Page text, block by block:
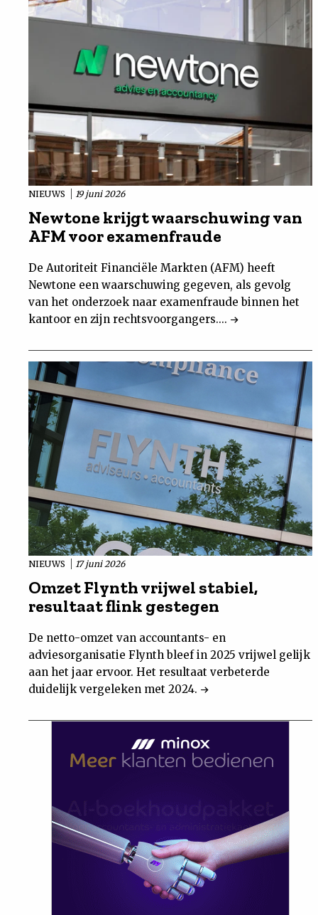
NIEUWS 19 juni 2026
Newtone krijgt waarschuwing van
AFM voor examenfraude
De Autoriteit Financiële Markten (AFM) heeft
Newtone een waarschuwing gegeven, als gevolg
van het onderzoek naar examenfraude binnen het
kantoor en zijn rechtsvoorgangers....
NIEUWS 17 juni 2026
Omzet Flynth vrijwel stabiel,
resultaat flink gestegen
De netto-omzet van accountants- en
adviesorganisatie Flynth bleef in 2025 vrijwel gelijk
aan het jaar ervoor. Het resultaat verbeterde
duidelijk vergeleken met 2024.